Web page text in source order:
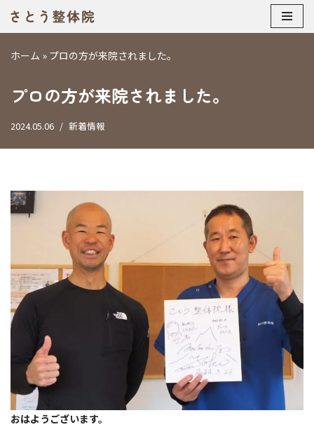
ン
ン
へ
プ
ホーム » プロの方が来院されました。
プロの方が来院されました。
2024.05.06 新着情報
おはようございます。